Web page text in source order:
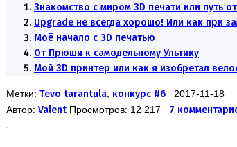
Знакомство с миром 3D печати или путь
Upgrade не всегда хорошо! Или как при
Моё начало с 3D печатью
От Прюши к самодельному Ультику
Мой 3D принтер или как я изобретал
Метки: Tevo tarantula конкурс #6 2017-11-18
Автор: Valent Просмотров: 12 217 7